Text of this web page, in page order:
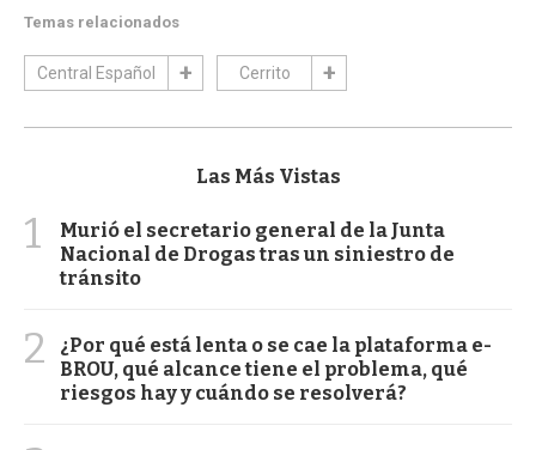
Temas relacionados
Central Español Cerrito
Las Más Vistas
1
Murió el secretario general de la Junta
Nacional de Drogas tras un siniestro de
tránsito
2
¿Por qué está lenta o se cae la plataforma e-
BROU, qué alcance tiene el problema, qué
riesgos hay y cuándo se resolverá?